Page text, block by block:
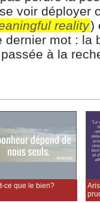
voir déployer
reality)
dernier mot : la
à la
ce que le bien?